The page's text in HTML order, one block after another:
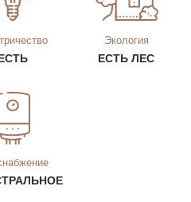
Экология
ЕСТЬ ЛЕС